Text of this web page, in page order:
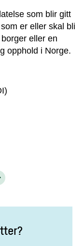
som blir gitt
er eller skal bli
eller en
opphold i Norge.